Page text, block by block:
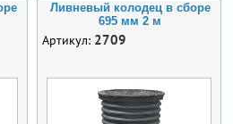
Ливневый колодец в сборе
695 мм 2 м
Артикул: 2709